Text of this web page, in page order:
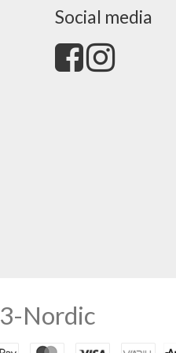
Social media
3-Nordic